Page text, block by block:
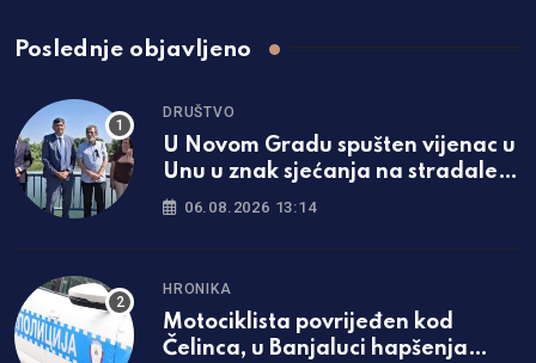
Poslednje objavljeno
DRUŠTVO
U Novom Gradu spušten vijenac u
Unu u znak sjećanja na stradale
Srbe u akciji “Oluja”
06.08.2026 13:14
HRONIKA
Motociklista povrijeđen kod
Čelinca, u Banjaluci hapšenja